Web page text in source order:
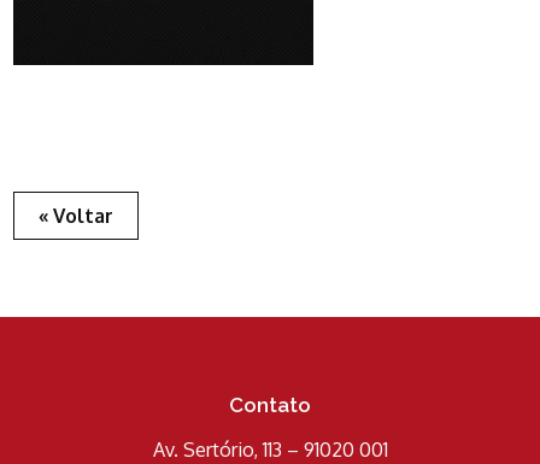
« Voltar
Contato
Av. Sertório, 113 – 91020 001